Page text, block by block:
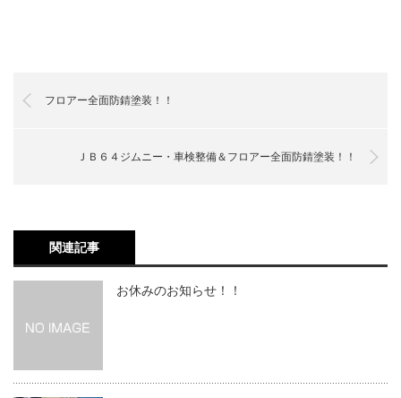
フロアー全面防錆塗装！！
ＪＢ６４ジムニー・車検整備＆フロアー全面防錆塗装！！
関連記事
お休みのお知らせ！！